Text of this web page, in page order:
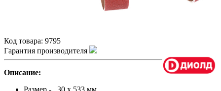
Код товара: 9795
Гарантия производителя
Описание: